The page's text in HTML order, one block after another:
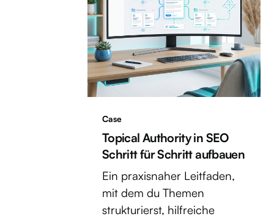
Case
Topical Authority in SEO
Schritt für Schritt aufbauen
Ein praxisnaher Leitfaden,
mit dem du Themen
strukturierst, hilfreiche